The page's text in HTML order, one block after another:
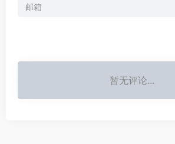
暂无评论...